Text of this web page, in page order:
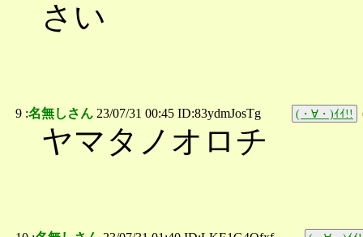
さい
9 :名無しさん 23/07/31 00:45 ID:83ydmJosTg (・∀・)ｲｲ!!
ヤマタノオロチ